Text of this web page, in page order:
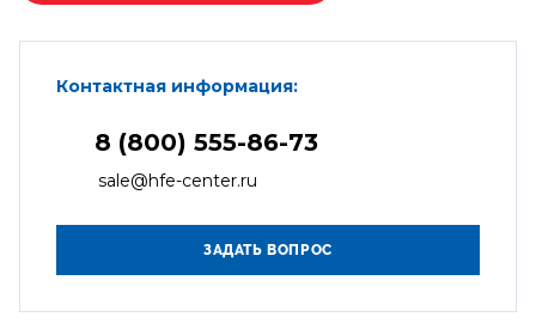
Контактная информация:
8 (800) 555-86-73
sale@hfe-center.ru